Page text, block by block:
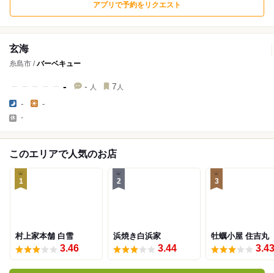
アプリで予約をリクエスト
玄海
糸島市 /バーベキュー
- - 人 7 人
- -
-
このエリアで人気のお店
1
村上家本舗 白雪
3.46
2
浜焼き白浜家
3.44
3
牡蠣小屋 住吉丸
3.43